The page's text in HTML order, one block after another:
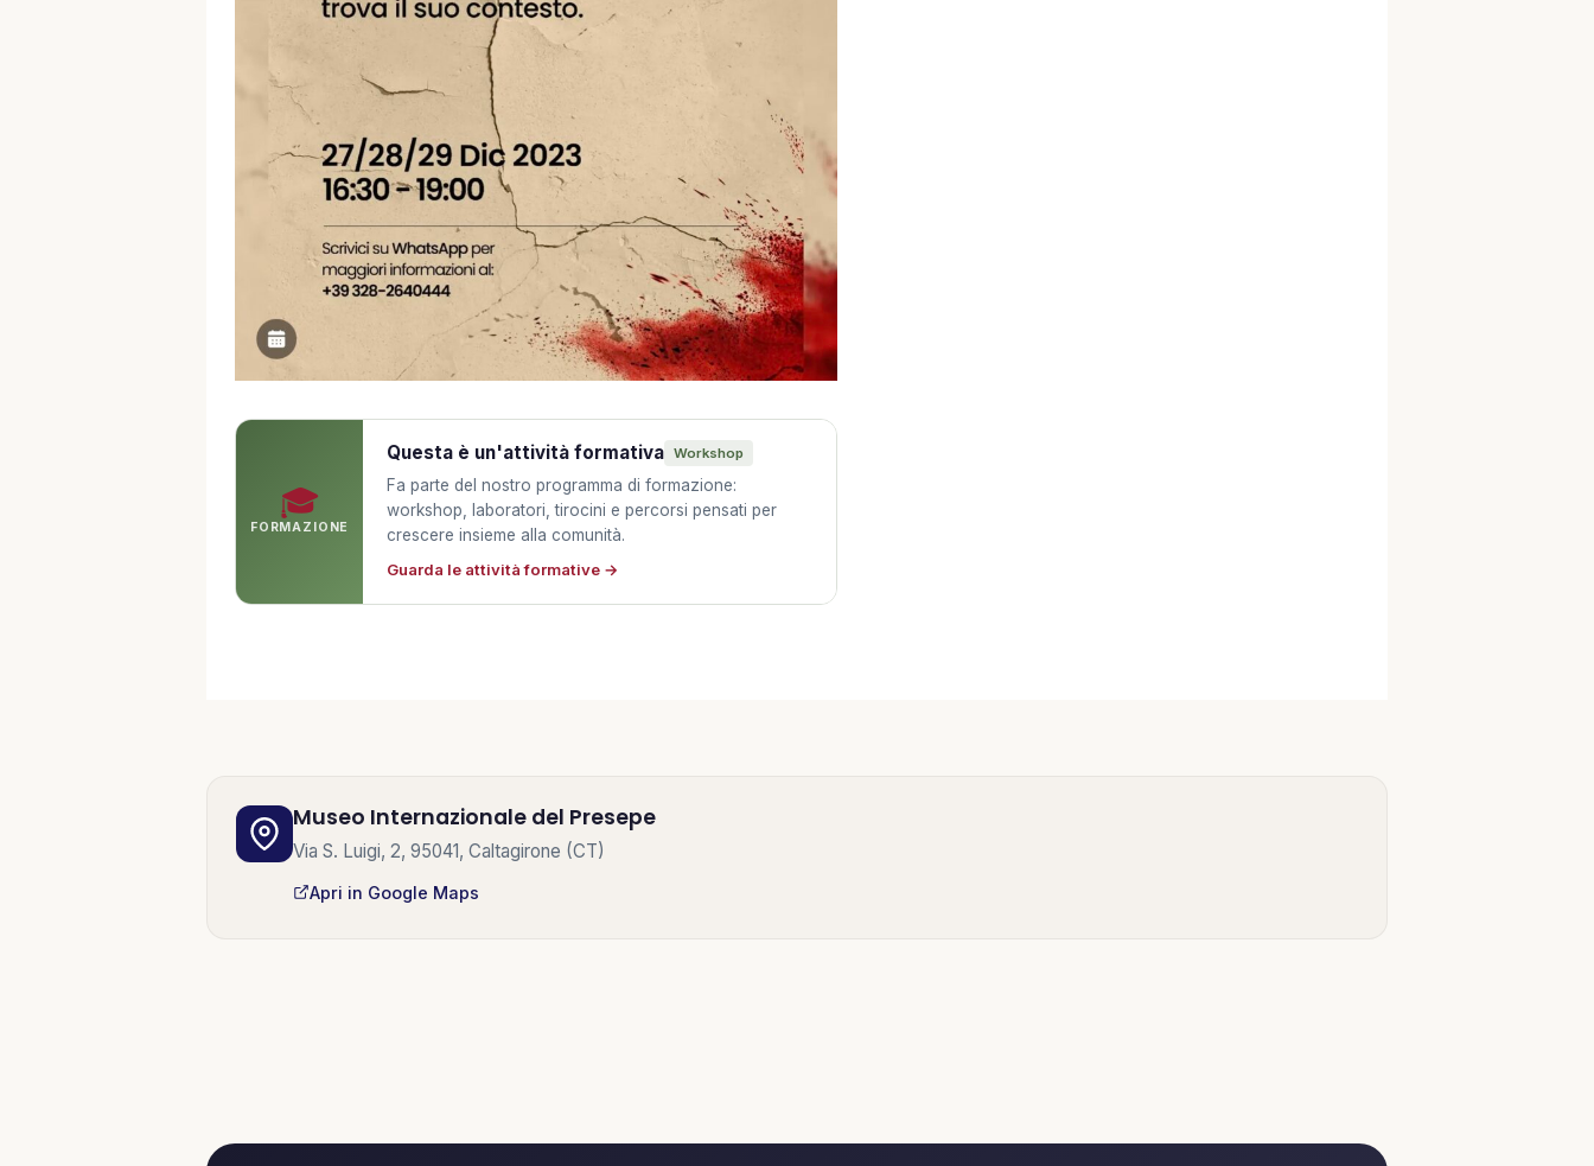
🎓
FORMAZIONE
Questa è un'attività formativa Workshop
Fa parte del nostro programma di formazione:
workshop, laboratori, tirocini e percorsi pensati per
crescere insieme alla comunità.
Guarda le attività formative →
Museo Internazionale del Presepe
Via S. Luigi, 2, 95041, Caltagirone (CT)
Apri in Google Maps